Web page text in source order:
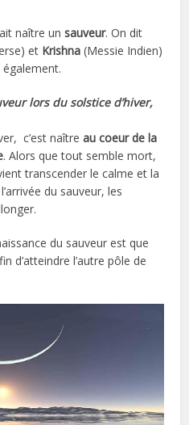
naître unsauveur. On dit
et Krishna (Messie Indien)
lors du solstice d’hiver,
c’est naîtreau coeur de la
. Alors que tout semble mort,
transcender le calme et la
du sauveur, les
du sauveur est que
d’atteindre l’autre pôle de